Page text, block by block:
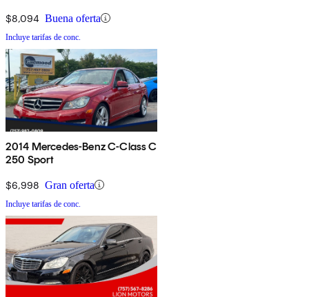
$8,094 Buena oferta
Incluye tarifas de conc.
2014 Mercedes-Benz C-Class C
250 Sport
$6,998 Gran oferta
Incluye tarifas de conc.